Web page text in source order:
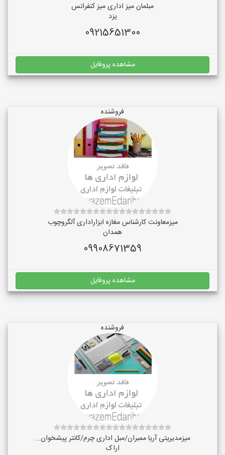
مبلمان میز اداری میز کنفرانس
یزد
09215651300
مشاهده پروفایل
فروشنده
میزمعاونت کارشناس مغازه ابزاراداری آلگروچوب
همدان
09908671359
مشاهده پروفایل
فروشنده
میزمدیریتی آریا ممبران/مبل اداری چرم/کانتر پیشخوان...
اراک